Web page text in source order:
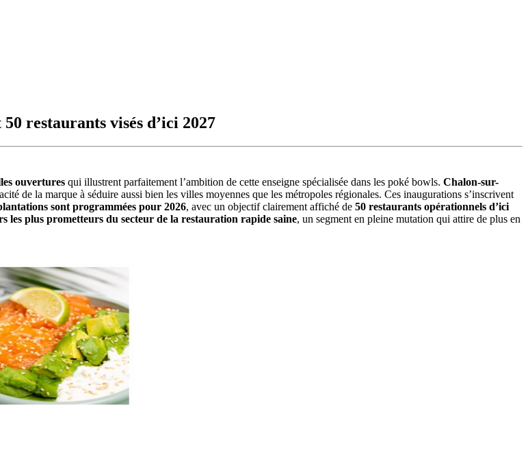
restaurants visés d’ici 2027
ouvertures qui illustrent parfaitement l’ambition de cette enseigne spécialisée dans les poké bowls. Chalon-sur-
de la marque à séduire aussi bien les villes moyennes que les métropoles régionales. Ces inaugurations s’inscrivent
sont programmées pour 2026, avec un objectif clairement affiché de 50 restaurants opérationnels d’ici
les plus prometteurs du secteur de la restauration rapide saine, un segment en pleine mutation qui attire de plus en